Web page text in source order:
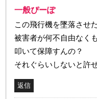
一般ぴーぽ
この飛行機を墜落させ
被害者が何不自由なく
叩いて保障すんの？
それぐらいしないと許
返信